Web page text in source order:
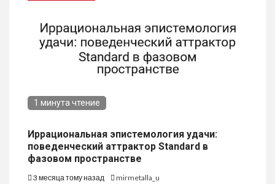
1 минута чтение
Иррациональная эпистемология удачи:
поведенческий аттрактор Standard в
фазовом пространстве
3 месяца тому назад mirmetalla_u